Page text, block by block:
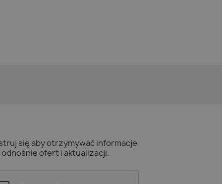
się aby otrzymywać informacje
odnośnie ofert i aktualizacji.